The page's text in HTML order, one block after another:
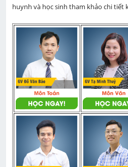
huynh và học sinh tham khảo chi tiết